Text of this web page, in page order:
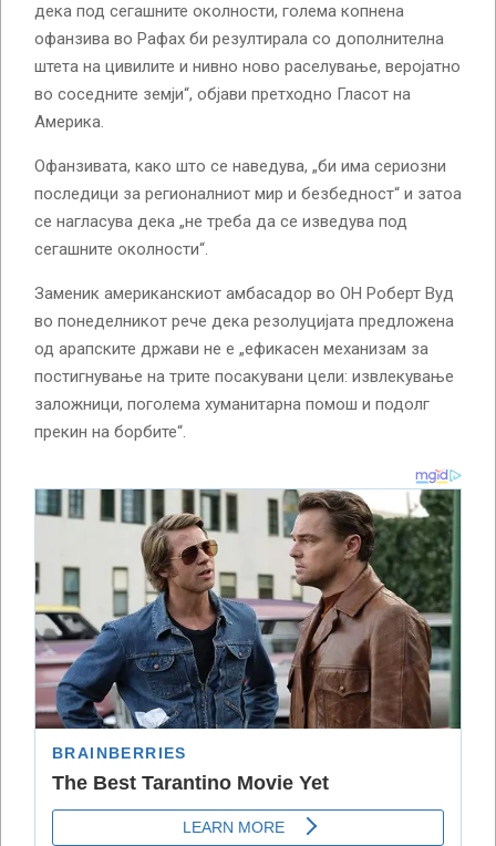
дека под сегашните околности, голема копнена
офанзива во Рафах би резултирала со дополнителна
штета на цивилите и нивно ново раселување, веројатно
во соседните земји“, објави претходно Гласот на
Америка.
Офанзивата, како што се наведува, „би има сериозни
последици за регионалниот мир и безбедност“ и затоа
се нагласува дека „не треба да се изведува под
сегашните околности“.
Заменик американскиот амбасадор во ОН Роберт Вуд
во понеделникот рече дека резолуцијата предложена
од арапските држави не е „ефикасен механизам за
постигнување на трите посакувани цели: извлекување
заложници, поголема хуманитарна помош и подолг
прекин на борбите“.